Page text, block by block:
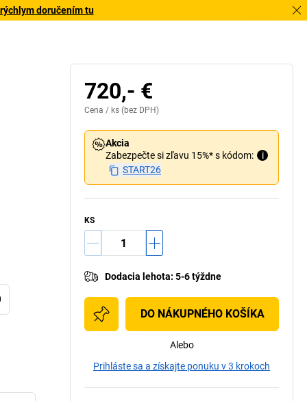
doručením tu
720,- €
Cena / ks (bez DPH)
Akcia
Zabezpečte si zľavu 15%* s kódom:
i
START26
KS
Dodacia lehota: 5-6 týždne
DO NÁKUPNÉHO KOŠÍKA
Alebo
Prihláste sa a získajte ponuku v 3 krokoch